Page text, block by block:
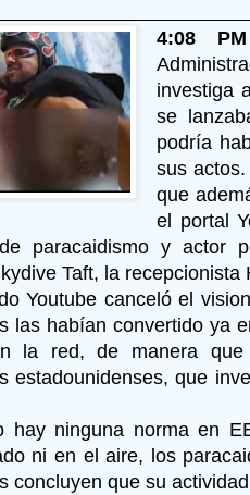
4:08
investiga
se
podría
sus
que
el portal
paracaidismo y actor
Taft, la recepcionista
Youtube canceló el
las habían convertido ya
la red, de manera
estadounidenses, que
hay ninguna norma en
ni en el aire, los
concluyen que su